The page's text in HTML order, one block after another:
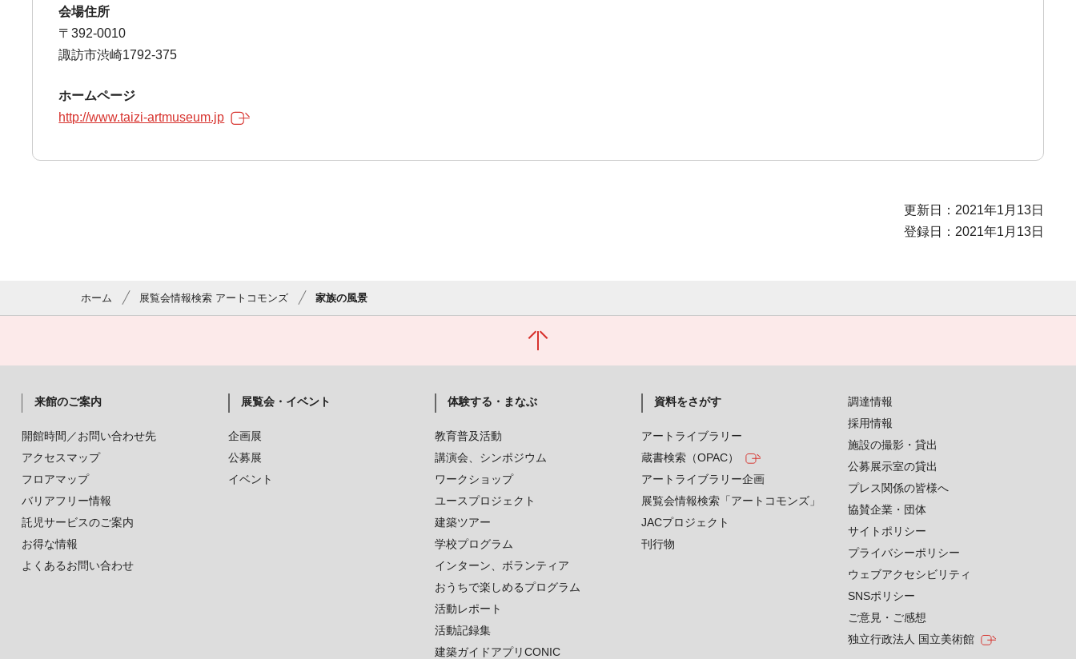
会場住所
〒392-0010
諏訪市渋崎1792-375
ホームページ
http://www.taizi-artmuseum.jp
更新日：2021年1月13日
登録日：2021年1月13日
ホーム 展覧会情報検索 アートコモンズ 家族の風景
来館のご案内
開館時間／お問い合わせ先
アクセスマップ
フロアマップ
バリアフリー情報
託児サービスのご案内
お得な情報
よくあるお問い合わせ
展覧会・イベント
企画展
公募展
イベント
体験する・まなぶ
教育普及活動
講演会、シンポジウム
ワークショップ
ユースプロジェクト
建築ツアー
学校プログラム
インターン、ボランティア
おうちで楽しめるプログラム
活動レポート
活動記録集
建築ガイドアプリCONIC
資料をさがす
アートライブラリー
蔵書検索（OPAC）
アートライブラリー企画
展覧会情報検索「アートコモンズ」
JACプロジェクト
刊行物
調達情報
採用情報
施設の撮影・貸出
公募展示室の貸出
プレス関係の皆様へ
協賛企業・団体
サイトポリシー
プライバシーポリシー
ウェブアクセシビリティ
SNSポリシー
ご意見・ご感想
独立行政法人 国立美術館